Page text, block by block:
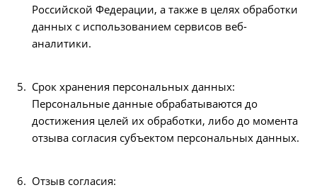
Российской Федерации, а также в целях обработки
данных с использованием сервисов веб-
аналитики.
Срок хранения персональных данных:
Персональные данные обрабатываются до
достижения целей их обработки, либо до момента
отзыва согласия субъектом персональных данных.
Отзыв согласия: